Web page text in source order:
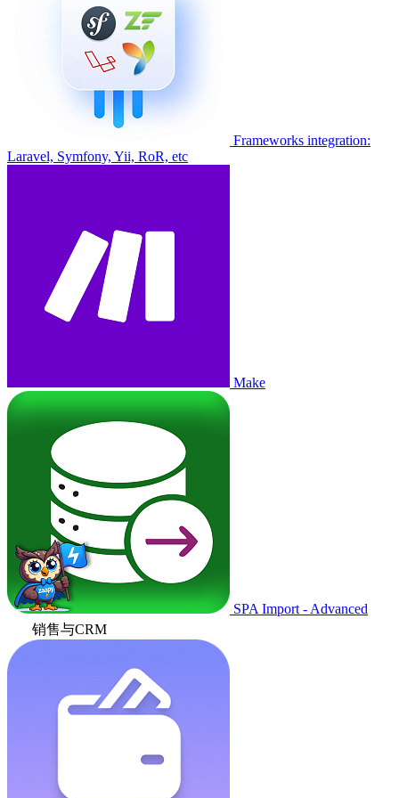
Frameworks integration:
Laravel, Symfony, Yii, RoR, etc
Make
SPA Import - Advanced
销售与CRM